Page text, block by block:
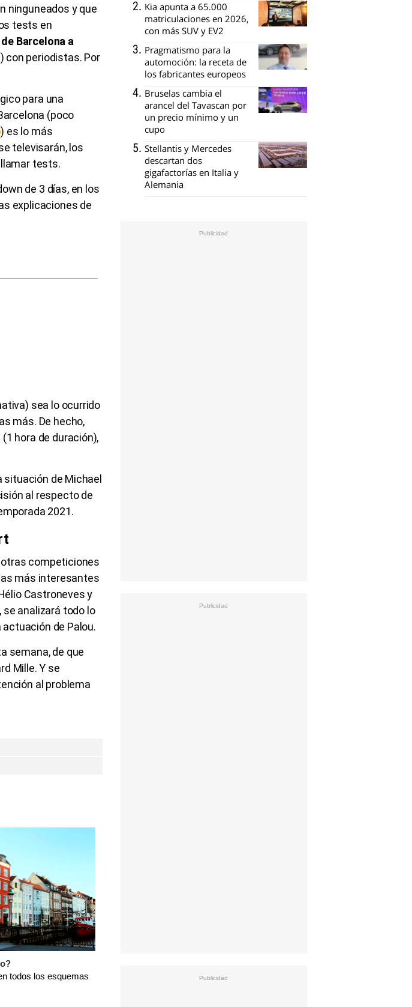
ninguneados y que
tests en
Barcelona a
con periodistas. Por
para una
(poco
) es lo más
televisarán, los
tests.
de 3 días, en los
explicaciones de
sea lo ocurrido
más. De hecho,
hora de duración),
situación de Michael
al respecto de
2021.
otras competiciones
más interesantes
Castroneves y
se analizará todo lo
de Palou.
semana, de que
Mille. Y se
al problema
todos los esquemas
Kia apunta a 65.000
matriculaciones en 2026,
con más SUV y EV2
Pragmatismo para la
automoción: la receta de
los fabricantes europeos
Bruselas cambia el
arancel del Tavascan por
un precio mínimo y un
cupo
Stellantis y Mercedes
descartan dos
gigafactorías en Italia y
Alemania